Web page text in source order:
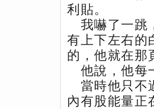
利貼。
我嚇了一跳
有上下左右的
的，他就在那
他說，他每
當時他只不
內有股能量正